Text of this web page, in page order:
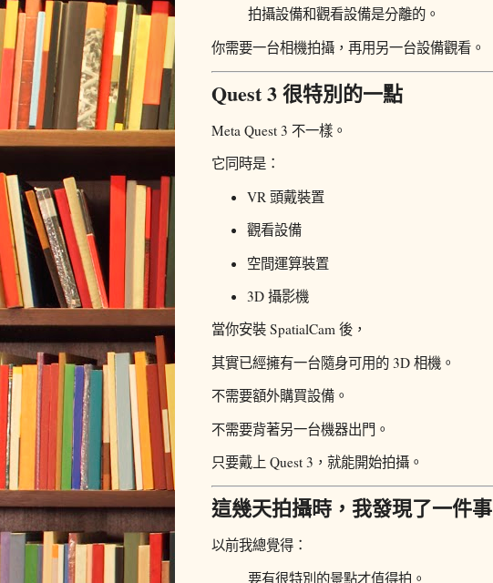
拍攝設備和觀看設備是分離的。
你需要一台相機拍攝，再用另一台設備觀看。
Quest 3 很特別的一點
Meta Quest 3 不一樣。
它同時是：
VR 頭戴裝置
觀看設備
空間運算裝置
3D 攝影機
當你安裝 SpatialCam 後，
其實已經擁有一台隨身可用的 3D 相機。
不需要額外購買設備。
不需要背著另一台機器出門。
只要戴上 Quest 3，就能開始拍攝。
這幾天拍攝時，我發現了一件事
以前我總覺得：
要有很特別的景點才值得拍。